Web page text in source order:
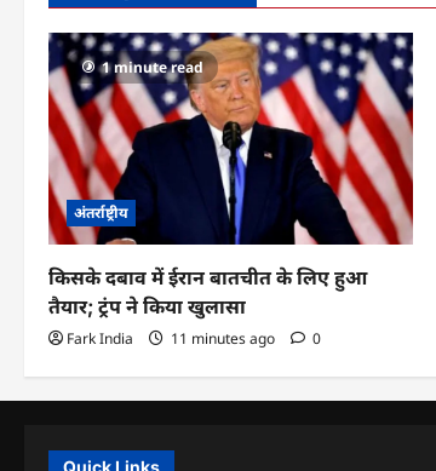
1 minute read
अंतर्राष्ट्रीय
किसके दबाव में ईरान बातचीत के लिए हुआ
तैयार; ट्रंप ने किया खुलासा
Fark India 11 minutes ago 0